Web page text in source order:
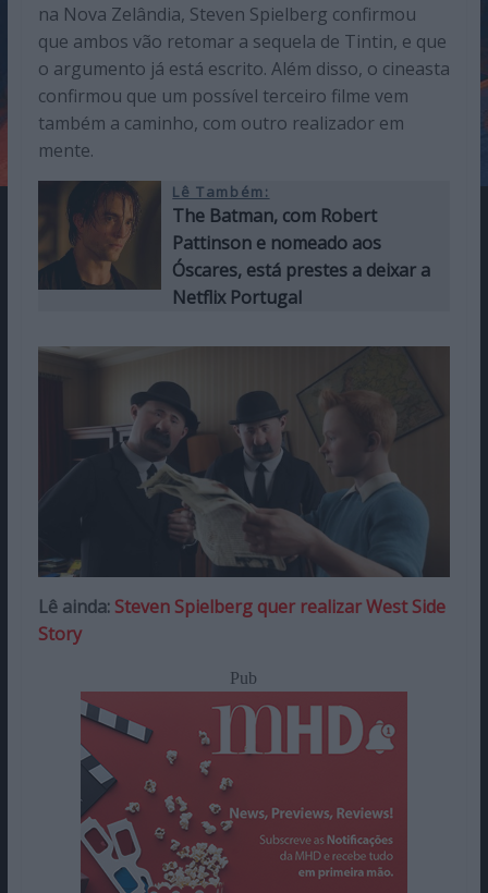
na Nova Zelândia, Steven Spielberg confirmou
que ambos vão retomar a sequela de Tintin, e que
o argumento já está escrito. Além disso, o cineasta
confirmou que um possível terceiro filme vem
também a caminho, com outro realizador em
mente.
Lê Também:
The Batman, com Robert
Pattinson e nomeado aos
Óscares, está prestes a deixar a
Netflix Portugal
Lê ainda: Steven Spielberg quer realizar West Side
Story
Pub